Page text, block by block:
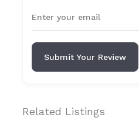
Submit Your Review
Related Listings